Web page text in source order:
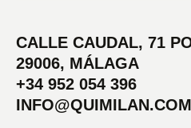
CALLE CAUDAL, 71
29006, MÁLAGA
+34 952 054 396
INFO@QUIMILAN.COM